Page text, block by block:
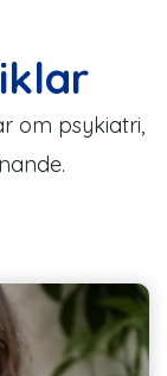
om psykiatri,